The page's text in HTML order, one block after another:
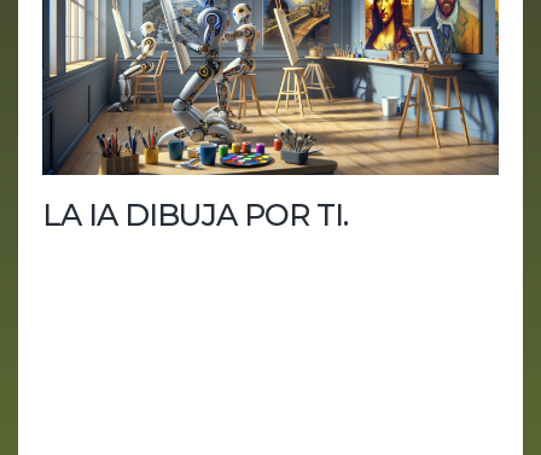
LA IA DIBUJA POR TI.